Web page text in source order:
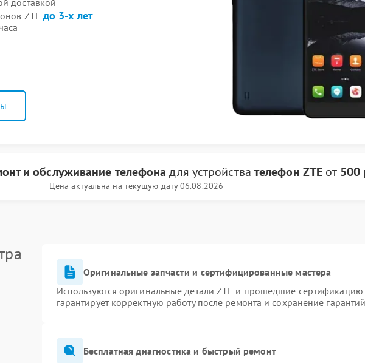
доставкой
ZTE до 3-х лет
и обслуживание телефона для устройства телефон ZTE от 500
Цена актуальна на текущую дату 06.08.2026
Оригинальные запчасти и сертифицированные мастера
Используются оригинальные детали ZTE и прошедшие сертификацию
гарантирует корректную работу после ремонта и сохранение
Бесплатная диагностика и быстрый ремонт